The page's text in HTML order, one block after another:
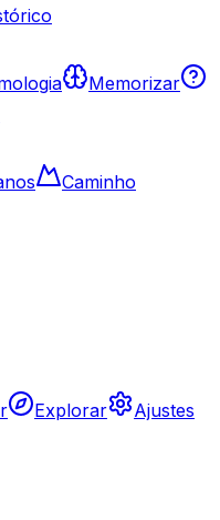
Memorizar
Caminho
Explorar Ajustes